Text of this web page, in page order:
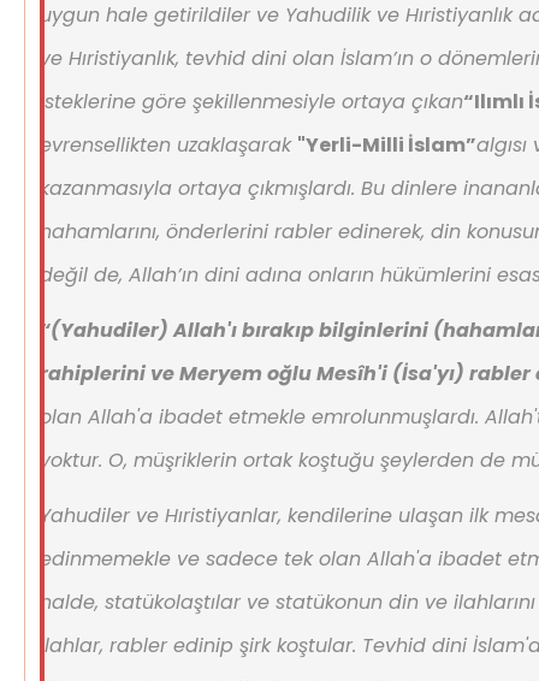
uygun hale getirildiler ve Yahudilik ve Hıristiyanlık
ve Hıristiyanlık, tevhid dini olan İslam’ın o
isteklerine göre şekillenmesiyle ortaya çıkan“Ilımlı
evrensellikten uzaklaşarak "Yerli-Milli İslam”
kazanmasıyla ortaya çıkmışlardı. Bu dinlere
hahamlarını, önderlerini rabler edinerek, din
değil de, Allah’ın dini adına onların hükümlerini
“(Yahudiler) Allah'ı bırakıp bilginlerini
rahiplerini ve Meryem oğlu Mesîh'i (İsa'yı)
olan Allah'a ibadet etmekle emrolunmuşlardı.
yoktur. O, müşriklerin ortak koştuğu şeylerden de
Yahudiler ve Hıristiyanlar, kendilerine ulaşan ilk
edinmemekle ve sadece tek olan Allah'a ibadet
halde, statükolaştılar ve statükonun din ve
ilahlar, rabler edinip şirk koştular. Tevhid dini